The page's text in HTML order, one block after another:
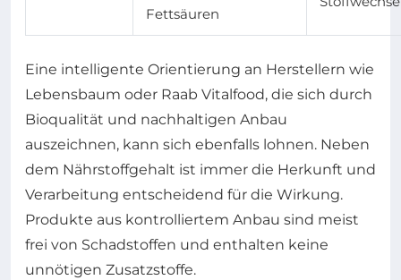
Fettsäuren
Eine intelligente Orientierung an Herstellern wie
Lebensbaum oder Raab Vitalfood, die sich durch
Bioqualität und nachhaltigen Anbau
auszeichnen, kann sich ebenfalls lohnen. Neben
dem Nährstoffgehalt ist immer die Herkunft und
Verarbeitung entscheidend für die Wirkung.
Produkte aus kontrolliertem Anbau sind meist
frei von Schadstoffen und enthalten keine
unnötigen Zusatzstoffe.